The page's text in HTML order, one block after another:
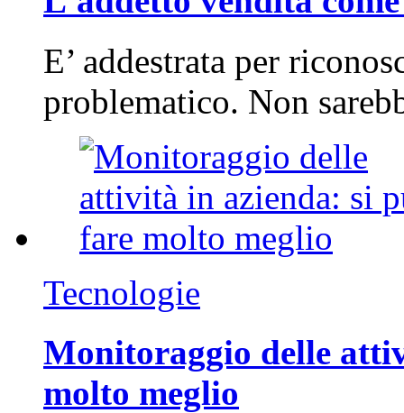
E’ addestrata per
problematico. Non
Tecnologie
Monitoraggio delle
molto meglio